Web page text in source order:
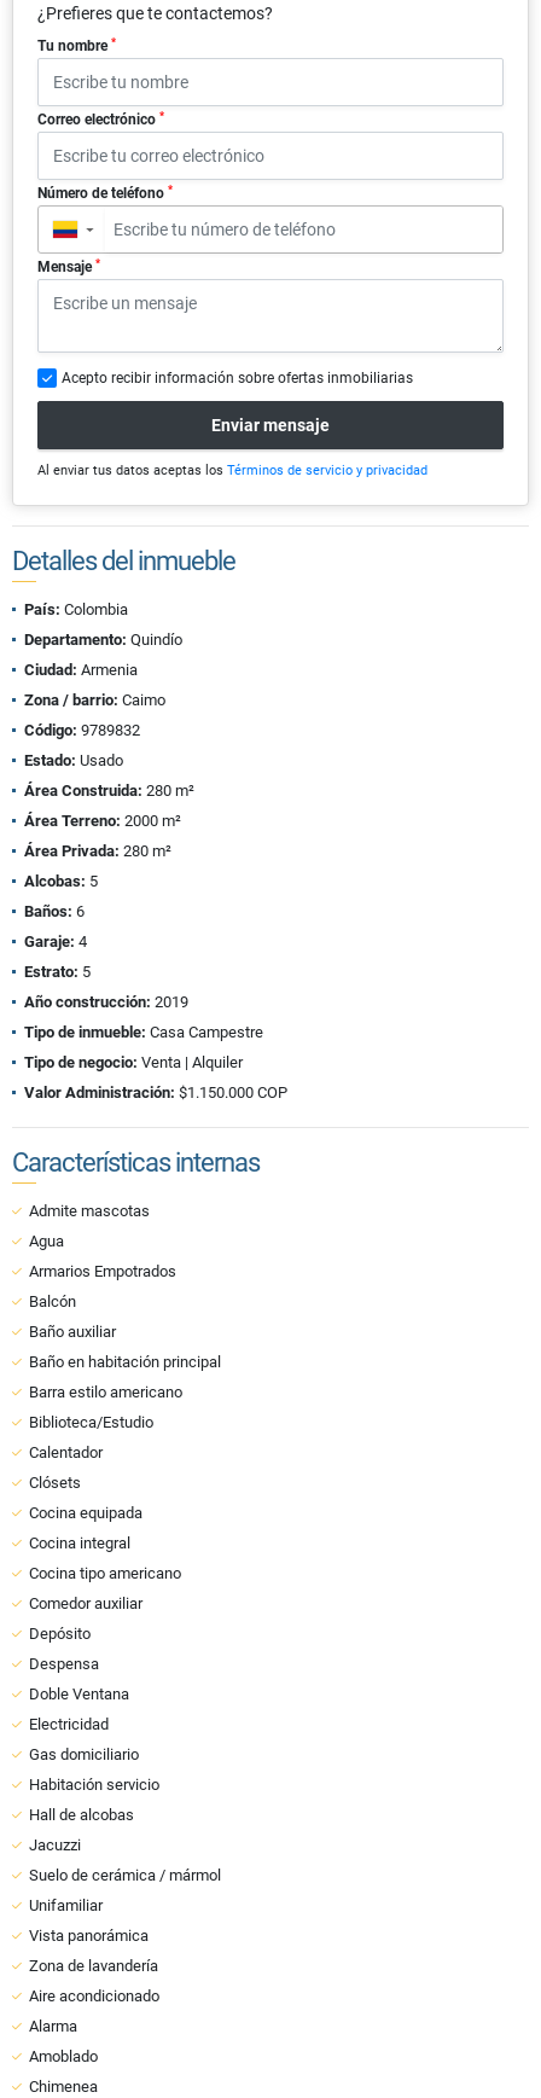
¿Prefieres que te contactemos?
Tu nombre *
Correo electrónico *
Número de teléfono *
▼
Mensaje *
Acepto recibir información sobre ofertas inmobiliarias
Enviar mensaje
Al enviar tus datos aceptas los Términos de servicio y privacidad
Detalles del inmueble
País: Colombia
Departamento: Quindío
Ciudad: Armenia
Zona / barrio: Caimo
Código: 9789832
Estado: Usado
Área Construida: 280 m²
Área Terreno: 2000 m²
Área Privada: 280 m²
Alcobas: 5
Baños: 6
Garaje: 4
Estrato: 5
Año construcción: 2019
Tipo de inmueble: Casa Campestre
Tipo de negocio: Venta | Alquiler
Valor Administración: $1.150.000 COP
Características internas
Admite mascotas
Agua
Armarios Empotrados
Balcón
Baño auxiliar
Baño en habitación principal
Barra estilo americano
Biblioteca/Estudio
Calentador
Clósets
Cocina equipada
Cocina integral
Cocina tipo americano
Comedor auxiliar
Depósito
Despensa
Doble Ventana
Electricidad
Gas domiciliario
Habitación servicio
Hall de alcobas
Jacuzzi
Suelo de cerámica / mármol
Unifamiliar
Vista panorámica
Zona de lavandería
Aire acondicionado
Alarma
Amoblado
Chimenea